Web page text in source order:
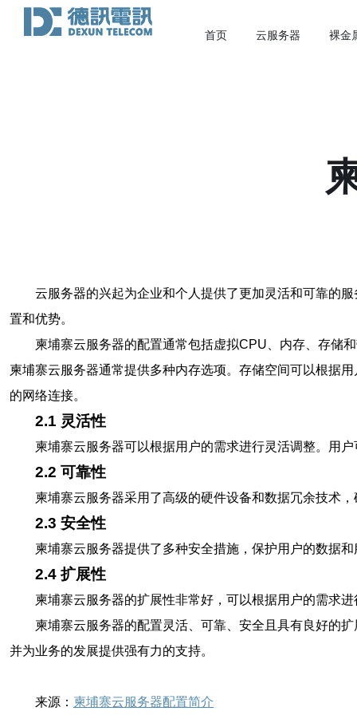
首页 云服务器 裸金
云服务器的兴起为企业和个人提供了更加灵活和可靠的
置和优势。
柬埔寨云服务器的配置通常包括虚拟CPU、内存、存储
柬埔寨云服务器通常提供多种内存选项。存储空间可以根据
的网络连接。
2.1 灵活性
柬埔寨云服务器可以根据用户的需求进行灵活调整。用
2.2 可靠性
柬埔寨云服务器采用了高级的硬件设备和数据冗余技术
2.3 安全性
柬埔寨云服务器提供了多种安全措施，保护用户的数据
2.4 扩展性
柬埔寨云服务器的扩展性非常好，可以根据用户的需求
柬埔寨云服务器的配置灵活、可靠、安全且具有良好的
并为业务的发展提供强有力的支持。
来源： 柬埔寨云服务器配置简介